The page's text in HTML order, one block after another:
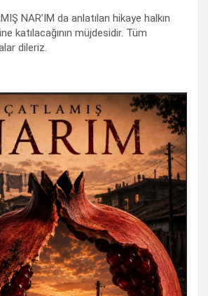
NAR’IM da anlatılan hikaye halkın
katılacağının müjdesidir. Tüm
dileriz.